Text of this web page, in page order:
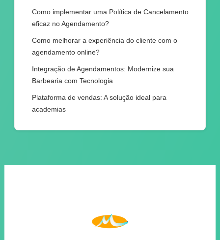
Como implementar uma Política de Cancelamento
eficaz no Agendamento?
Como melhorar a experiência do cliente com o
agendamento online?
Integração de Agendamentos: Modernize sua
Barbearia com Tecnologia
Plataforma de vendas: A solução ideal para
academias